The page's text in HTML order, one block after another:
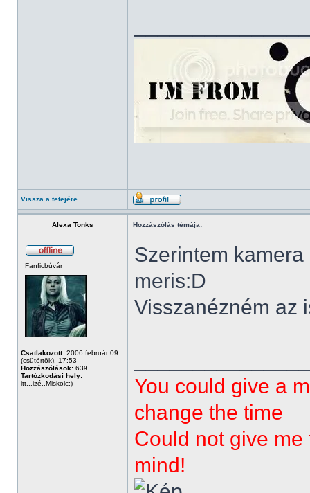
Vissza a tetejére
Alexa Tonks Hozzászólás témája:
Fanficbúvár
Csatlakozott: 2006 február 09
(csütörtök), 17:53
Hozzászólások: 639
Tartózkodási hely:
itt...izé..Miskolc:)
Szerintem
meris:D
Visszanézném az
You could give a
change the time
Could not give
mind!